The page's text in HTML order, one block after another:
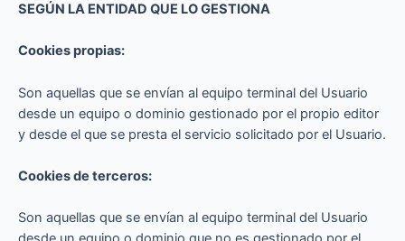
SEGÚN LA ENTIDAD QUE LO GESTIONA
Cookies propias:
Son aquellas que se envían al equipo terminal del Usuario
desde un equipo o dominio gestionado por el propio editor
y desde el que se presta el servicio solicitado por el Usuario.
Cookies de terceros:
Son aquellas que se envían al equipo terminal del Usuario